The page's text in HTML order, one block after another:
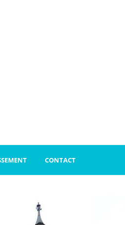
CONTACT